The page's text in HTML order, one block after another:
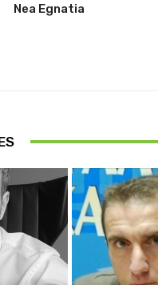
Nea Egnatia